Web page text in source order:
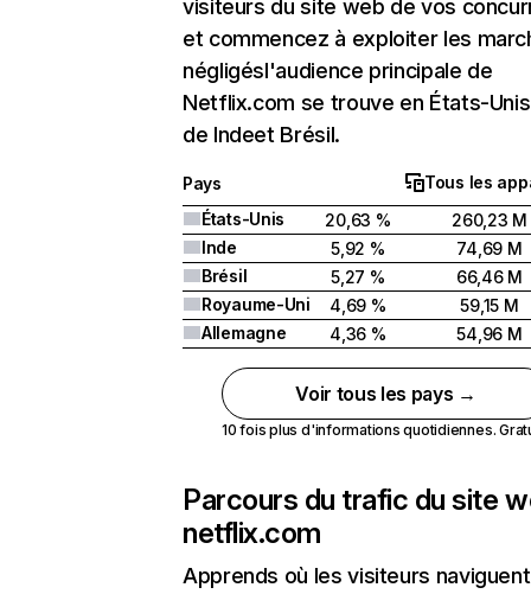
visiteurs du site web de vos
et commencez à exploiter les
négligésl'audience principale de
Netflix.com se trouve en États-
de Indeet Brésil.
Pays
Tous les
États-Unis
20,63 %
260,23 M
Inde
5,92 %
74,69 M
Brésil
5,27 %
66,46 M
Royaume-Uni
4,69 %
59,15 M
Allemagne
4,36 % 54,96 M
Voir tous les pays →
10 fois plus d'informations quotidiennes.
Parcours du trafic du site
netflix.com
Apprends où les visiteurs naviguent